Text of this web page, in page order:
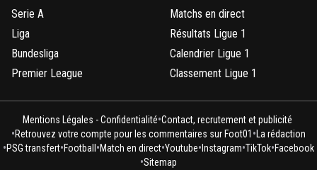
Serie A
Liga
Bundesliga
Premier League
Matchs en direct
Résultats Ligue 1
Calendrier Ligue 1
Classement Ligue 1
Mentions Légales - Confidentialité•Contact, recrutement et publicité
•Retrouvez votre compte pour les commentaires sur Foot01 •La rédaction
•PSG transfert•Football •Match en direct•Youtube• Instagram•TikTok•Facebook
•Sitemap